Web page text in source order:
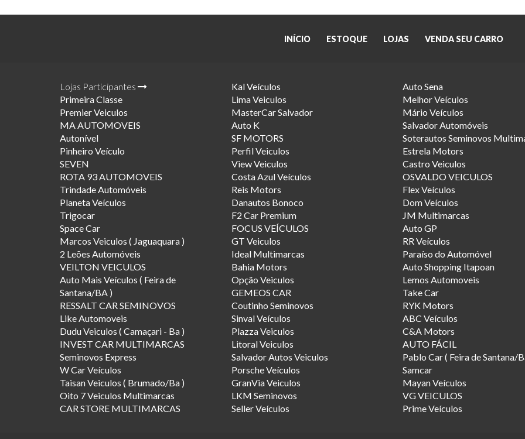
INÍCIO ESTOQUE LOJAS VENDA SEU CARRO
Lojas Participantes Kal Veículos
Auto Sena
Primeira Classe
Lima Veiculos
Melhor Veículos
Premier Veiculos
MasterCar Salvador
Mário Veículos
MA AUTOMOVEIS
Auto K
Salvador Automóveis
Autonível
SF MOTORS
Soterautos Seminovos
Pinheiro Veículo
Perfil Veiculos
Estrela Motors
SEVEN
View Veiculos
Castro Veiculos
ROTA 93 AUTOMOVEIS
Costa Azul Veículos
OSVALDO VEICULOS
Trindade Automóveis
Reis Motors
Flex Veículos
Planeta Veículos
Danautos Bonoco
Dom Veículos
Trigocar
F2 Car Premium
JM Multimarcas
Space Car
FOCUS VEÍCULOS
Auto GP
Marcos Veiculos ( Jaguaquara )
GT Veiculos
RR Veículos
2 Leões Automóveis
Ideal Multimarcas
Paraíso do Automóvel
VEILTON VEICULOS
Bahia Motors
Auto Shopping Itapoan
Auto Mais Veículos ( Feira de
Santana/BA )
Opção Veiculos
Lemos Automoveis
GEMEOS CAR
Take Car
RESSALT CAR SEMINOVOS
Coutinho Seminovos
RYK Motors
Like Automoveis
Sinval Veículos
ABC Veículos
Dudu Veiculos ( Camaçari - Ba )
Plazza Veiculos
C&A Motors
INVEST CAR MULTIMARCAS
Litoral Veiculos
AUTO FÁCIL
Seminovos Express
Salvador Autos Veiculos
Pablo Car ( Feira de Santana/
W Car Veículos
Porsche Veículos
Samcar
Taisan Veiculos ( Brumado/Ba )
GranVia Veiculos
Mayan Veículos
Oito 7 Veiculos Multimarcas
LKM Seminovos
VG VEICULOS
CAR STORE MULTIMARCAS
Seller Veículos Prime Veículos